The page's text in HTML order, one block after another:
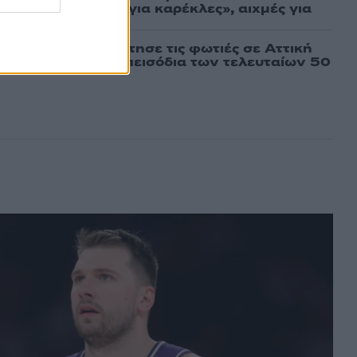
αποχωρήσαμε για καρέκλες», αιχμές για
που τροφοδότησε τις φωτιές σε Αττική
τα ισχυρότερα επεισόδια των τελευταίων 50